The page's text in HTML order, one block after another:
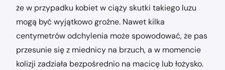
że w przypadku kobiet w ciąży skutki takiego luzu
mogą być wyjątkowo groźne. Nawet kilka
centymetrów odchylenia może spowodować, że pas
przesunie się z miednicy na brzuch, a w momencie
kolizji zadziała bezpośrednio na macicę lub łożysko.